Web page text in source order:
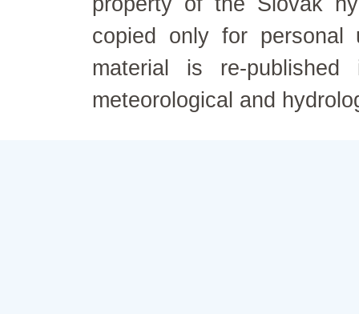
copied only for personal
material is re-
meteorological and